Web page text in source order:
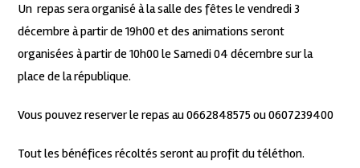
Un repas sera organisé à la salle des fêtes le vendredi 3
décembre à partir de 19h00 et des animations seront
organisées à partir de 10h00 le Samedi 04 décembre sur la
place de la république.
Vous pouvez reserver le repas au 0662848575 ou 0607239400
Tout les bénéfices récoltés seront au profit du téléthon.